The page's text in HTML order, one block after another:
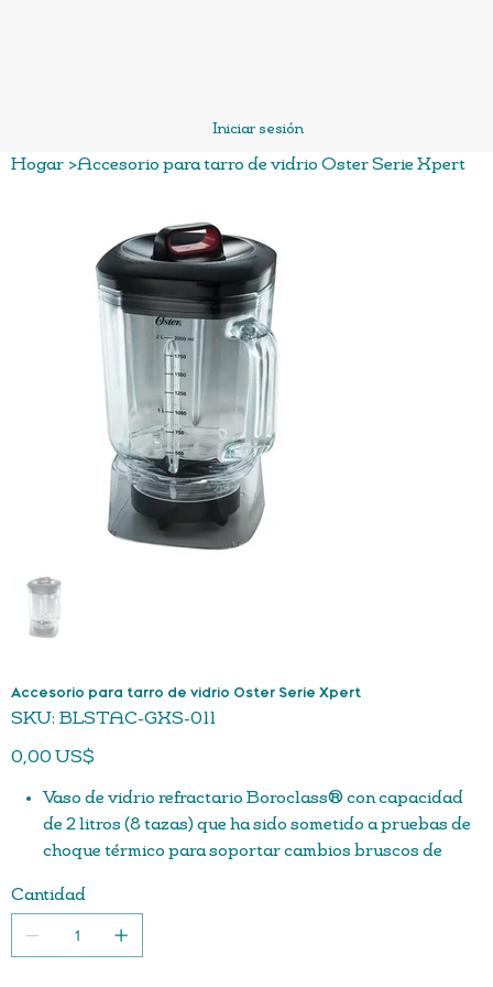
Iniciar sesión
Hogar >Accesorio para tarro de vidrio Oster Serie Xpert
Accesorio para tarro de vidrio Oster Serie Xpert
SKU: SKU
BLSTAC-
011
BLSTAC-GXS-011
Precio
0,00 US$
Vaso de vidrio refractario Boroclass® con capacidad
de 2 litros (8 tazas) que ha sido sometido a pruebas de
choque térmico para soportar cambios bruscos de
Vaso de precipitados de vidrio refractario Boroclas®
con capacidad de 2 L (8 tazas)
Termo resistente que aguanta cambios bruscos de
Cantidad